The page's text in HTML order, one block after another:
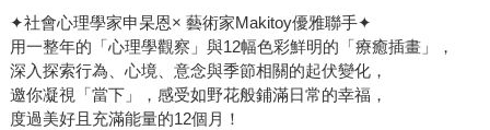
✦社會心理學家申杲恩× 藝術家Makitoy優雅聯手✦
用一整年的「心理學觀察」與12幅色彩鮮明的「療癒插畫」，
深入探索行為、心境、意念與季節相關的起伏變化，
邀你凝視「當下」，感受如野花般鋪滿日常的幸福，
度過美好且充滿能量的12個月！